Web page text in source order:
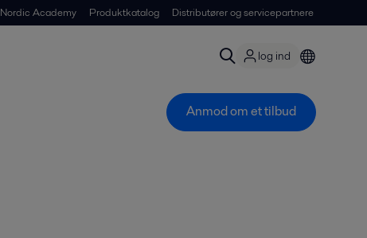
Nordic Academy Produktkatalog Distributører og servicepartnere
log ind
Anmod om et tilbud